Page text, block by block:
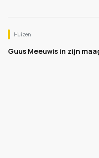
Huizen
Guus Meeuwis in zijn